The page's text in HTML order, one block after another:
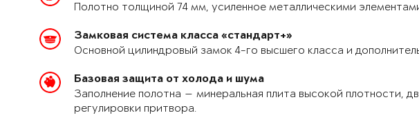
Полотно толщиной 74 мм, усиленное металлическими
Замковая система класса «стандарт+»
Основной цилиндровый замок 4-го высшего класса и
Базовая защита от холода и шума
Заполнение полотна — минеральная плита высокой плотности,
регулировки притвора.